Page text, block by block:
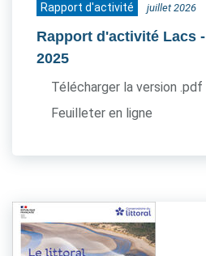
Rapport d'activité juillet 2026
Rapport d'activité Lacs -
2025
Télécharger la version .pdf
Feuilleter en ligne